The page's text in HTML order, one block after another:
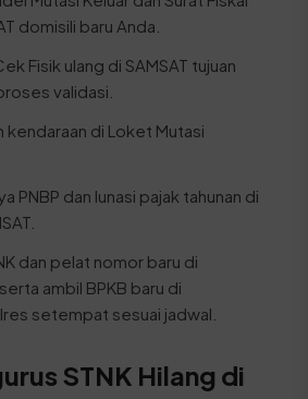
domisili baru Anda.
Fisik ulang di SAMSAT tujuan
validasi.
kendaraan di Loket Mutasi
PNBP dan lunasi pajak tahunan di
dan pelat nomor baru di
ambil BPKB baru di
setempat sesuai jadwal.
STNK Hilang di